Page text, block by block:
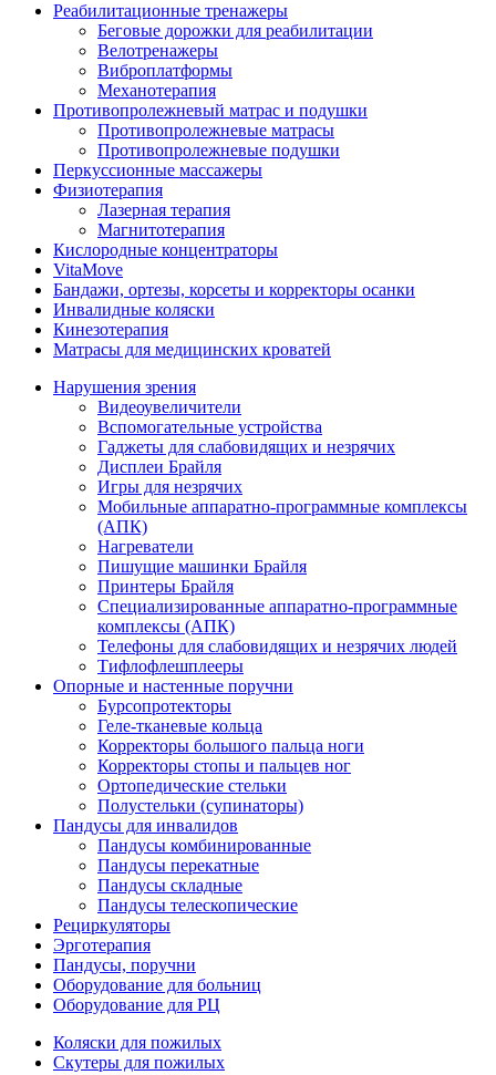
Реабилитационные тренажеры
Беговые дорожки для реабилитации
Велотренажеры
Виброплатформы
Механотерапия
Противопролежневый матрас и подушки
Противопролежневые матрасы
Противопролежневые подушки
Перкуссионные массажеры
Физиотерапия
Лазерная терапия
Магнитотерапия
Кислородные концентраторы
VitaMove
Бандажи, ортезы, корсеты и корректоры осанки
Инвалидные коляски
Кинезотерапия
Матрасы для медицинских кроватей
Нарушения зрения
Видеоувеличители
Вспомогательные устройства
Гаджеты для слабовидящих и незрячих
Дисплеи Брайля
Игры для незрячих
Мобильные аппаратно-программные комплексы
(АПК)
Нагреватели
Пишущие машинки Брайля
Принтеры Брайля
Специализированные аппаратно-программные
комплексы (АПК)
Телефоны для слабовидящих и незрячих людей
Тифлофлешплееры
Опорные и настенные поручни
Бурсопротекторы
Геле-тканевые кольца
Корректоры большого пальца ноги
Корректоры стопы и пальцев ног
Ортопедические стельки
Полустельки (супинаторы)
Пандусы для инвалидов
Пандусы комбинированные
Пандусы перекатные
Пандусы складные
Пандусы телескопические
Рециркуляторы
Эрготерапия
Пандусы, поручни
Оборудование для больниц
Оборудование для РЦ
Коляски для пожилых
Скутеры для пожилых